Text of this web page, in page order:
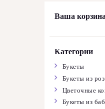
Ваша корзина
Категории
Букеты
Букеты из роз
Цветочные
Букеты из